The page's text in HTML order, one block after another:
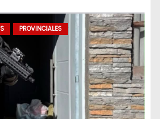
PROVINCIALES